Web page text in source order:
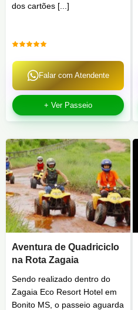
dos cartões [...]
Falar com Atendente
+ Ver Passeio
Aventura de Quadriciclo
na Rota Zagaia
Sendo realizado dentro do
Zagaia Eco Resort Hotel em
Bonito MS, o passeio aguarda